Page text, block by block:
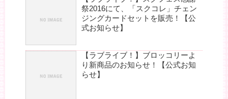
祭2016にて、「スクコレ」チェン
ジングカードセットを販売！【公
式お知らせ】
【ラブライブ！】ブロッコリーよ
り新商品のお知らせ！【公式お知
らせ】